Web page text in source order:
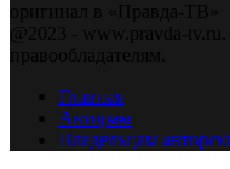
оригинал в «Правда-ТВ»
@2023 - www.pravda-
правообладателям.
Главная
Авторам
Владельцам